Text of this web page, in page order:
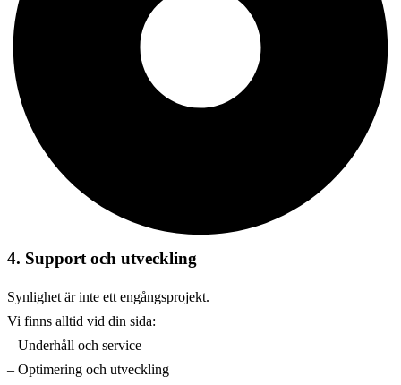
4. Support och utveckling
Synlighet är inte ett engångsprojekt.
Vi finns alltid vid din sida:
– Underhåll och service
– Optimering och utveckling